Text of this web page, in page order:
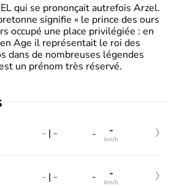
qui se prononçait autrefois Arzel.
signifie « le prince des ours
occupé une place privilégiée : en
Age il représentait le roi des
dans de nombreuses légendes
un prénom très réservé.
- | - - -
km/h
- | - - -
km/h